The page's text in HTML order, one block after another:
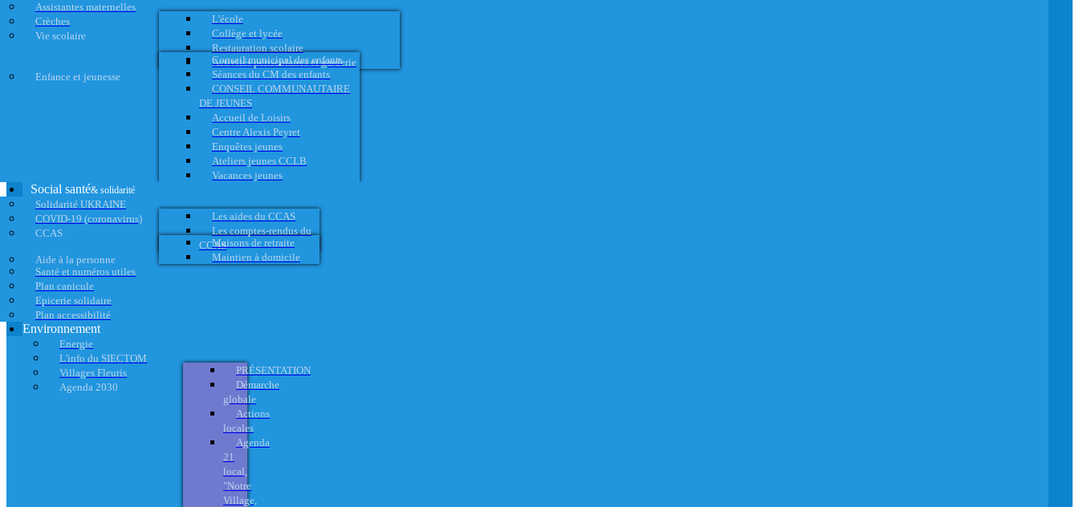
Assistantes maternelles
Crèches
Vie scolaire
L'école
Collège et lycée
Restauration scolaire
Activités périscolaires et garderie
Enfance et jeunesse
Conseil municipal des enfants
Séances du CM des enfants
CONSEIL COMMUNAUTAIRE
DE JEUNES
Accueil de Loisirs
Centre Alexis Peyret
Enquêtes jeunes
Ateliers jeunes CCLB
Vacances jeunes
Social santé& solidarité
Solidarité UKRAINE
COVID-19 (coronavirus)
CCAS
Les aides du CCAS
Les comptes-rendus du
CCAS
Aide à la personne
Maisons de retraite
Maintien à domicile
Santé et numéros utiles
Plan canicule
Epicerie solidaire
Plan accessibilité
Environnement
Energie
L'info du SIECTOM
Villages Fleuris
Agenda 2030
PRÉSENTATION
Démarche
globale
Actions
locales
Agenda
21
local,
"Notre
Village,